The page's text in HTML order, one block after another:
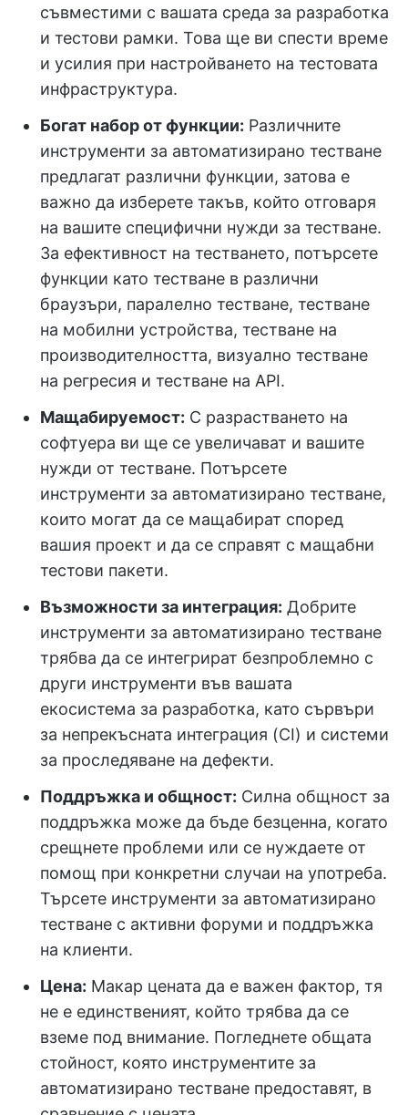
съвместими с вашата среда за разработка
и тестови рамки. Това ще ви спести време
и усилия при настройването на тестовата
инфраструктура.
Богат набор от функции: Различните
инструменти за автоматизирано тестване
предлагат различни функции, затова е
важно да изберете такъв, който отговаря
на вашите специфични нужди за тестване.
За ефективност на тестването, потърсете
функции като тестване в различни
браузъри, паралелно тестване, тестване
на мобилни устройства, тестване на
производителността, визуално тестване
на регресия и тестване на API.
Мащабируемост: С разрастването на
софтуера ви ще се увеличават и вашите
нужди от тестване. Потърсете
инструменти за автоматизирано тестване,
които могат да се мащабират според
вашия проект и да се справят с мащабни
тестови пакети.
Възможности за интеграция: Добрите
инструменти за автоматизирано тестване
трябва да се интегрират безпроблемно с
други инструменти във вашата
екосистема за разработка, като сървъри
за непрекъсната интеграция (CI) и системи
за проследяване на дефекти.
Поддръжка и общност: Силна общност за
поддръжка може да бъде безценна, когато
срещнете проблеми или се нуждаете от
помощ при конкретни случаи на употреба.
Търсете инструменти за автоматизирано
тестване с активни форуми и поддръжка
на клиенти.
Цена: Макар цената да е важен фактор, тя
не е единственият, който трябва да се
вземе под внимание. Погледнете общата
стойност, която инструментите за
автоматизирано тестване предоставят, в